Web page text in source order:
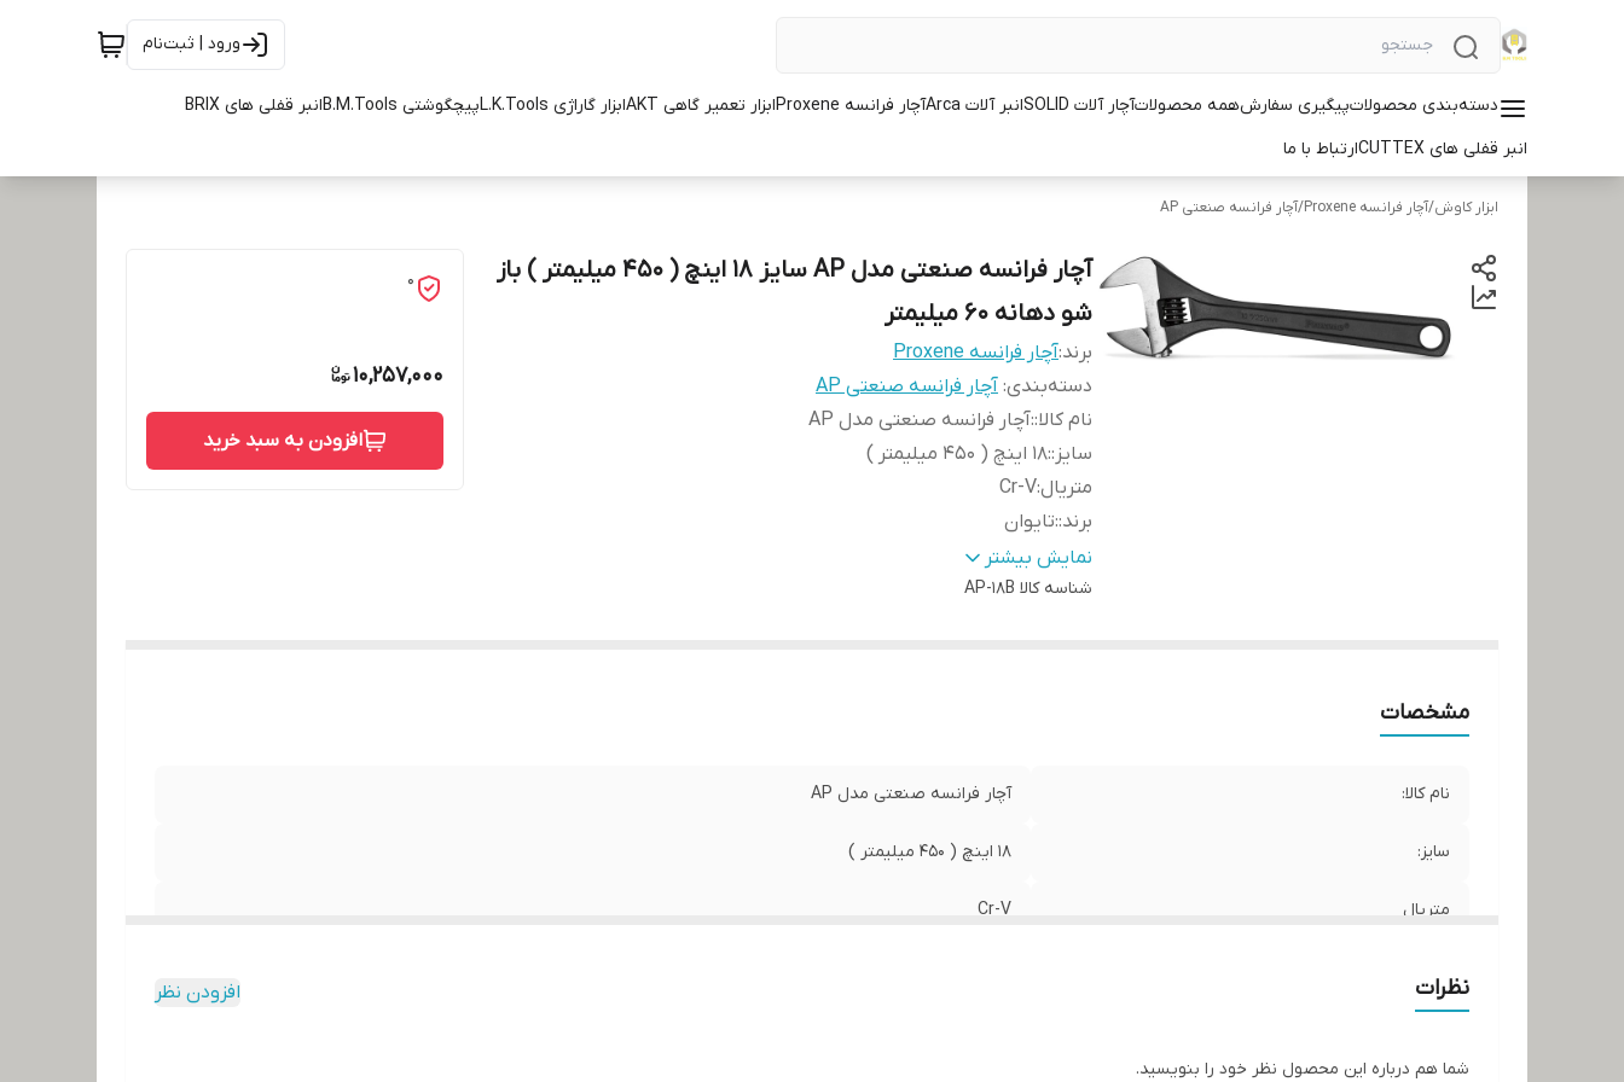
ورود | ثبت‌نام
دسته‌بندی محصولاتپیگیری سفارشهمه محصولاتآچار آلات SOLID انبر آلات Arca آچار فرانسه Proxene ابزار تعمیر گاهی AKT ابزار گاراژی L.K.Tools پیچگوشتی B.M.Tools
انبر قفلی های BRIX
انبر قفلی های CUTTEX
ارتباط با ما
ابزار کاوش/آچار فرانسه Proxene /آچار فرانسه صنعتی AP
آچار فرانسه صنعتی مدل AP سایز 18 اینچ ( 450 میلیمتر ) باز
شو دهانه 60 میلیمتر
برند:آچار فرانسه Proxene
دسته‌بندی: آچار فرانسه صنعتی AP
نام کالا::آچار فرانسه صنعتی مدل AP
سایز::18 اینچ ( 450 میلیمتر )
متریال:
Cr-V
برند::تایوان
کشور سازنده: تایوان نمایش بیشتر
شناسه کالا AP-18B
0
10,257,000
افزودن به سبد خرید
مشخصات
نام کالا: آچار فرانسه صنعتی مدل AP
سایز: 18 اینچ ( 450 میلیمتر )
متریال Cr-V
نظرات افزودن نظر
شما هم درباره این محصول نظر خود را بنویسید.